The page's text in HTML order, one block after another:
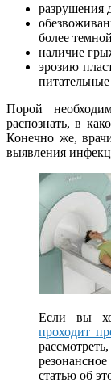
разрушения
более
наличие
эрозию
Порой
распознать, в
Конечно же,
выявления
Если вы
проходит
статью об